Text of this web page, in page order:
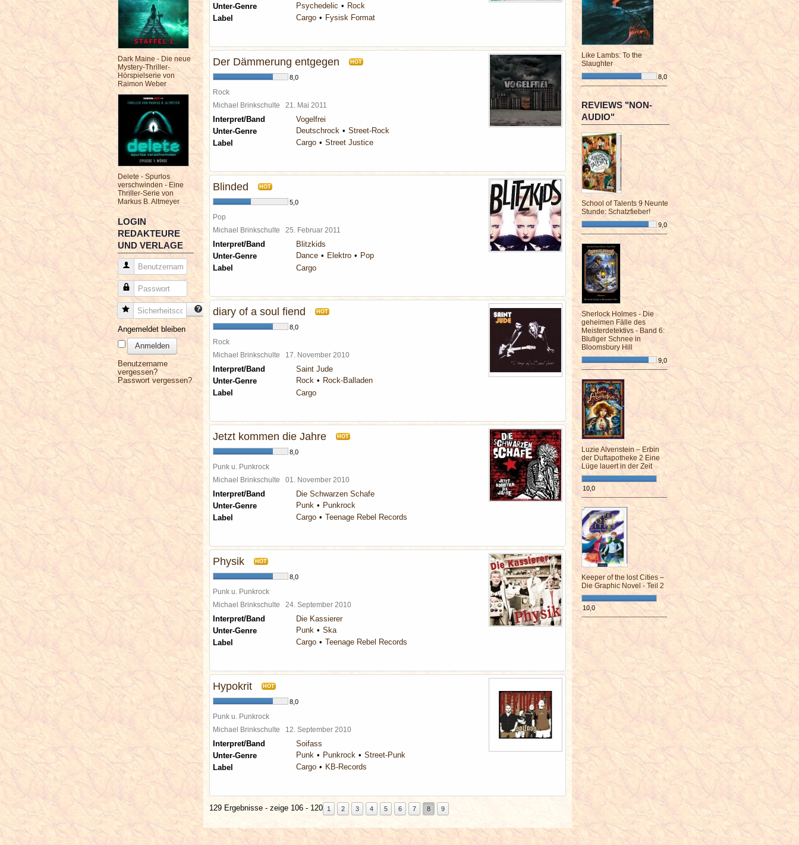
Dark Maine - Die neue
Mystery-Thriller-
Hörspielserie von
Raimon Weber
Delete - Spurlos
verschwinden - Eine
Thriller-Serie von
Markus B. Altmeyer
LOGIN
REDAKTEURE
UND VERLAGE
Benutzername
Passwort
Sicherheitscode
Angemeldet bleiben
Anmelden
Benutzername
vergessen?
Passwort vergessen?
Unter-Genre
Psychedelic
Rock
Label
Cargo Fysisk Format
Der Dämmerung entgegen HOT
8,0
Rock
Michael Brinkschulte 21. Mai 2011
Interpret/Band
Vogelfrei
Unter-Genre
Deutschrock
Street-Rock
Label
Cargo Street Justice
Blinded HOT
5,0
Pop
Michael Brinkschulte 25. Februar 2011
Interpret/Band
Blitzkids
Unter-Genre
Dance Elektro
Pop
Label
Cargo
diary of a soul fiend HOT
8,0
Rock
Michael Brinkschulte 17. November 2010
Interpret/Band
Saint Jude
Unter-Genre
Rock
Rock-Balladen
Label
Cargo
Jetzt kommen die Jahre HOT
8,0
Punk u. Punkrock
Michael Brinkschulte 01. November 2010
Interpret/Band
Die Schwarzen Schafe
Unter-Genre
Punk
Punkrock
Label
Cargo Teenage Rebel Records
Physik HOT
8,0
Punk u. Punkrock
Michael Brinkschulte 24. September 2010
Interpret/Band
Die Kassierer
Unter-Genre
Punk
Ska
Label
Cargo Teenage Rebel Records
Hypokrit HOT
8,0
Punk u. Punkrock
Michael Brinkschulte 12. September 2010
Interpret/Band
Soifass
Unter-Genre
Punk Punkrock
Street-Punk
Label
Cargo KB-Records
129 Ergebnisse - zeige 106 - 120 1 2 3 4 5 6 7 8 9
Like Lambs: To the
Slaughter
8,0
¯¯¯¯¯¯¯¯¯¯¯¯¯¯¯¯¯¯¯¯¯¯¯¯
REVIEWS "NON-
AUDIO"
School of Talents 9 Neunte
Stunde: Schatzfieber!
9,0
¯¯¯¯¯¯¯¯¯¯¯¯¯¯¯¯¯¯¯¯¯¯¯¯
Sherlock Holmes - Die
geheimen Fälle des
Meisterdetektivs - Band 6:
Blutiger Schnee in
Bloomsbury Hill
9,0
¯¯¯¯¯¯¯¯¯¯¯¯¯¯¯¯¯¯¯¯¯¯¯¯
Luzie Alvenstein – Erbin
der Duftapotheke 2 Eine
Lüge lauert in der Zeit
10,0
¯¯¯¯¯¯¯¯¯¯¯¯¯¯¯¯¯¯¯¯¯¯¯¯
Keeper of the lost Cities –
Die Graphic Novel - Teil 2
10,0
¯¯¯¯¯¯¯¯¯¯¯¯¯¯¯¯¯¯¯¯¯¯¯¯